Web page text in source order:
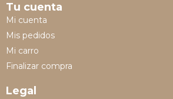
Tu cuenta
Mi cuenta
Mis pedidos
Mi carro
Finalizar compra
Legal